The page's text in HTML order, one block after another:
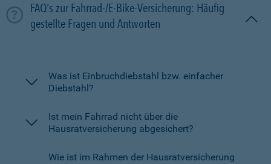
FAQ's zur Fahrrad-/E-Bike-Versicherung: Häufig
gestellte Fragen und Antworten
Was ist Einbruchdiebstahl bzw. einfacher
Diebstahl?
Ist mein Fahrrad nicht über die
Hausratversicherung abgesichert?
Wie ist im Rahmen der Hausratversicherung